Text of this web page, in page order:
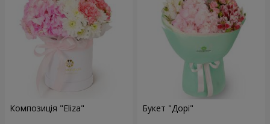
Композиція "Eliza" Букет "Дорі"